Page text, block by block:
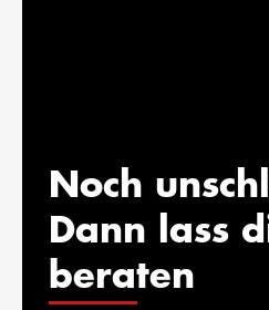
Noch
Dann lass
beraten